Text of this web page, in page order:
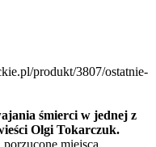
produkt/3807/ostatnie-
śmierci w jednej z
Olgi Tokarczuk.